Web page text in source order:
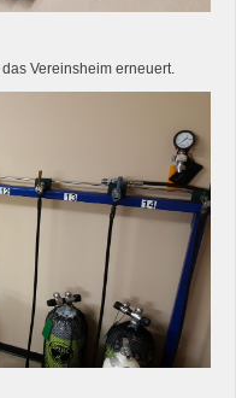
Vereinsheim erneuert.